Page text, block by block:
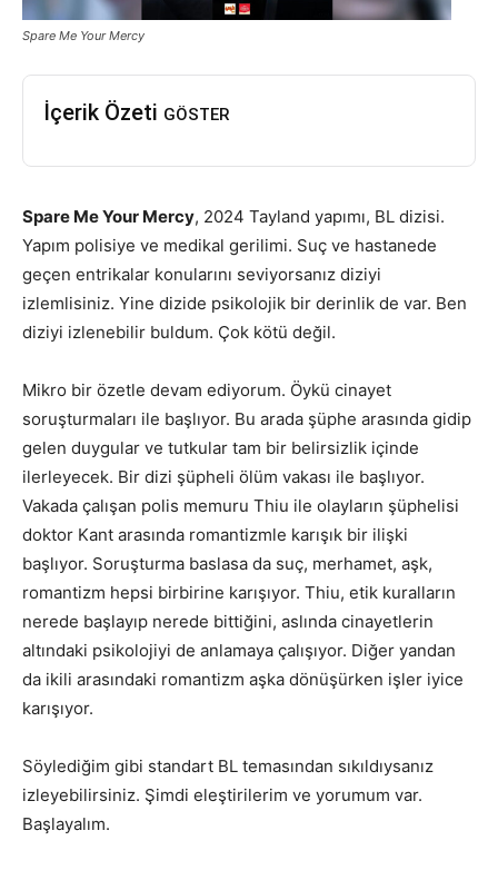
Spare Me Your Mercy
İçerik Özeti GÖSTER
Spare Me Your Mercy, 2024 Tayland yapımı, BL dizisi.
Yapım polisiye ve medikal gerilimi. Suç ve hastanede
geçen entrikalar konularını seviyorsanız diziyi
izlemlisiniz. Yine dizide psikolojik bir derinlik de var. Ben
diziyi izlenebilir buldum. Çok kötü değil.
Mikro bir özetle devam ediyorum. Öykü cinayet
soruşturmaları ile başlıyor. Bu arada şüphe arasında gidip
gelen duygular ve tutkular tam bir belirsizlik içinde
ilerleyecek. Bir dizi şüpheli ölüm vakası ile başlıyor.
Vakada çalışan polis memuru Thiu ile olayların şüphelisi
doktor Kant arasında romantizmle karışık bir ilişki
başlıyor. Soruşturma baslasa da suç, merhamet, aşk,
romantizm hepsi birbirine karışıyor. Thiu, etik kuralların
nerede başlayıp nerede bittiğini, aslında cinayetlerin
altındaki psikolojiyi de anlamaya çalışıyor. Diğer yandan
da ikili arasındaki romantizm aşka dönüşürken işler iyice
karışıyor.
Söylediğim gibi standart BL temasından sıkıldıysanız
izleyebilirsiniz. Şimdi eleştirilerim ve yorumum var.
Başlayalım.